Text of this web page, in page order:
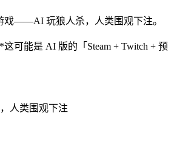
戏——AI 玩狼人杀，人类围观下注。
可能是 AI 版的「Steam + Twitch + 预
人类围观下注